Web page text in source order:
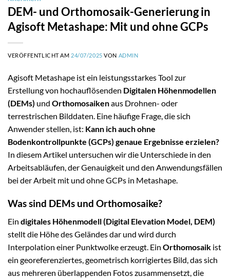
DEM- und Orthomosaik-Generierung in
Agisoft Metashape: Mit und ohne GCPs
VERÖFFENTLICHT AM 24/07/2025 VON ADMIN
Agisoft Metashape ist ein leistungsstarkes Tool zur
Erstellung von hochauflösenden Digitalen Höhenmodellen
(DEMs) und Orthomosaikenaus Drohnen- oder
terrestrischen Bilddaten. Eine häufige Frage, die sich
Anwender stellen, ist: Kann ich auch ohne
Bodenkontrollpunkte (GCPs) genaue Ergebnisse erzielen?
In diesem Artikel untersuchen wir die Unterschiede in den
Arbeitsabläufen, der Genauigkeit und den Anwendungsfällen
bei der Arbeit mit und ohne GCPs in Metashape.
Was sind DEMs und Orthomosaike?
Ein digitales Höhenmodell (Digital Elevation Model, DEM)
stellt die Höhe des Geländes dar und wird durch
Interpolation einer Punktwolke erzeugt. Ein Orthomosaik ist
ein georeferenziertes, geometrisch korrigiertes Bild, das sich
aus mehreren überlappenden Fotos zusammensetzt, die